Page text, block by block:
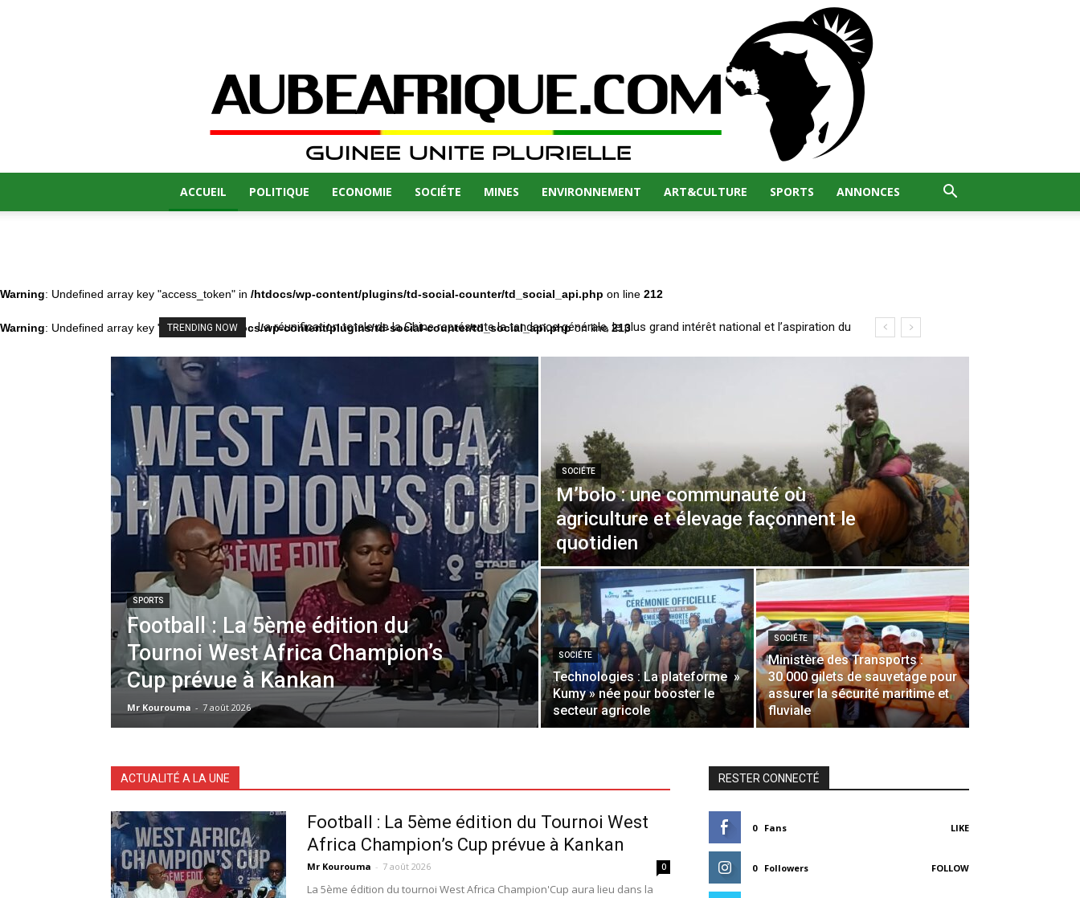
ACCUEIL POLITIQUE ECONOMIE SOCIÉTE MINES ENVIRONNEMENT ART&CULTURE SPORTS ANNONCES
Warning: Undefined array key "access_token" in /htdocs/wp-content/plugins/td-social-counter/td_social_api.php on line 212
Warning: Undefined array key "user_id" in/htdocs/wp-content/plugins/td-social-counter/td_social_api.phpon line 213
TRENDING NOW
La réunification totale de la Chine représente la tendance générale, le plus grand intérêt national et l’aspiration du
8 mars : les femmes du secteur babaya au cœur des événements
SPORTS
Football : La 5ème édition du
Tournoi West Africa Champion’s
Cup prévue à Kankan
Mr Kourouma - 7 août 2026
SOCIÉTE
M’bolo : une communauté où
agriculture et élevage façonnent le
quotidien
SOCIÉTE
Technologies : La plateforme »
Kumy » née pour booster le
secteur agricole
SOCIÉTE
Ministère des Transports :
30.000 gilets de sauvetage pour
assurer la sécurité maritime et
fluviale
ACTUALITÉ A LA UNE
Football : La 5ème édition du Tournoi West
Africa Champion’s Cup prévue à Kankan
Mr Kourouma - 7 août 2026 0
La 5ème édition du tournoi West Africa Champion'Cup aura lieu dans la
RESTER CONNECTÉ
0 Fans LIKE
0 Followers FOLLOW